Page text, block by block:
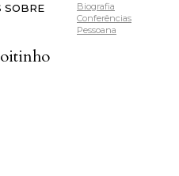
SOBRE
Biografia
Conferências
Pessoana